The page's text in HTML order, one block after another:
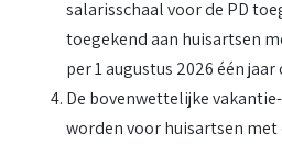
salarisschaal voor de PD
toegekend aan huisartsen
per 1 augustus 2026 één
De bovenwettelijke
worden voor huisartsen met